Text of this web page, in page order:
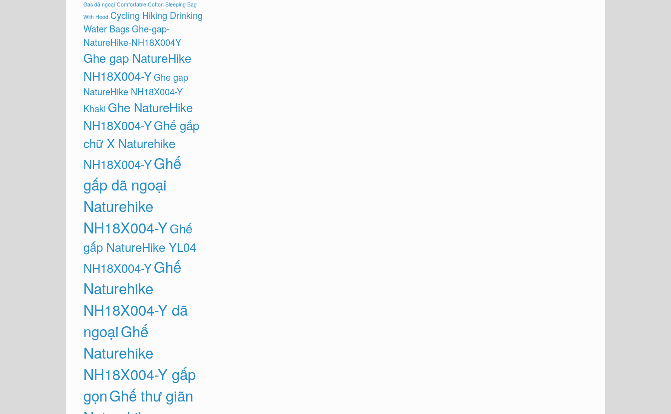
Gas dã ngoại Comfortable Cotton Sleeping Bag
With Hood Cycling Hiking Drinking
Water BagsGhe-gap-
NatureHike-NH18X004Y
Ghe gap NatureHike
NH18X004-YGhe gap
NatureHike NH18X004-Y
Khaki Ghe NatureHike
NH18X004-YGhế gấp
chữ X Naturehike
NH18X004-YGhế
gấp dã ngoại
Naturehike
NH18X004-YGhế
gấp NatureHike YL04
NH18X004-YGhế
Naturehike
NH18X004-Y dã
ngoạiGhế
Naturehike
NH18X004-Y gấp
gọnGhế thư giãn